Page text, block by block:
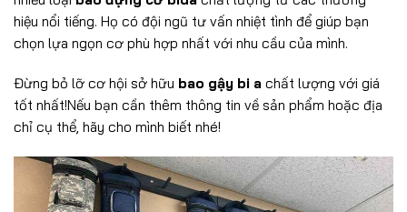
hiệu nổi tiếng. Họ có đội ngũ tư vấn nhiệt tình để giúp bạn
chọn lựa ngọn cơ phù hợp nhất với nhu cầu của mình.
Đừng bỏ lỡ cơ hội sở hữu bao gậy bi a chất lượng với giá
tốt nhất!Nếu bạn cần thêm thông tin về sản phẩm hoặc địa
chỉ cụ thể, hãy cho mình biết nhé!